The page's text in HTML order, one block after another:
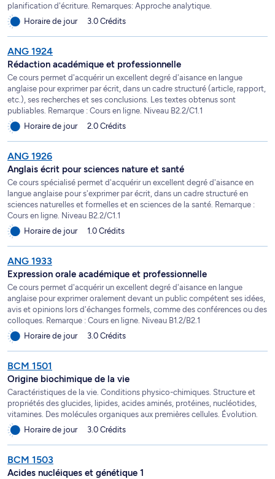
planification d'écriture. Remarques: Approche analytique.
Horaire de jour
3.0 Crédits
ANG 1924
Rédaction académique et professionnelle
Ce cours permet d'acquérir un excellent degré d'aisance en langue
anglaise pour exprimer par écrit, dans un cadre structuré (article, rapport,
etc.), ses recherches et ses conclusions. Les textes obtenus sont
publiables. Remarque : Cours en ligne. Niveau B2.2/C1.1
Horaire de jour
2.0 Crédits
ANG 1926
Anglais écrit pour sciences nature et santé
Ce cours spécialisé permet d'acquérir un excellent degré d'aisance en
langue anglaise pour s'exprimer par écrit, dans un cadre structuré en
sciences naturelles et formelles et en sciences de la santé. Remarque :
Cours en ligne. Niveau B2.2/C1.1
Horaire de jour
1.0 Crédits
ANG 1933
Expression orale académique et professionnelle
Ce cours permet d'acquérir un excellent degré d'aisance en langue
anglaise pour exprimer oralement devant un public compétent ses idées,
avis et opinions lors d'échanges formels, comme des conférences ou des
colloques. Remarque : Cours en ligne. Niveau B1.2/B2.1
Horaire de jour
3.0 Crédits
BCM 1501
Origine biochimique de la vie
Caractéristiques de la vie. Conditions physico-chimiques. Structure et
propriétés des glucides, lipides, acides aminés, protéines, nucléotides,
vitamines. Des molécules organiques aux premières cellules. Évolution.
Horaire de jour
3.0 Crédits
BCM 1503
Acides nucléiques et génétique 1